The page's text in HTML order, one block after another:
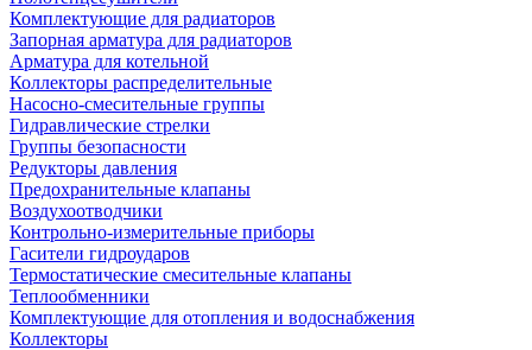
Комплектующие для радиаторов
Запорная арматура для радиаторов
Арматура для котельной
Коллекторы распределительные
Насосно-смесительные группы
Гидравлические стрелки
Группы безопасности
Редукторы давления
Предохранительные клапаны
Воздухоотводчики
Контрольно-измерительные приборы
Гасители гидроударов
Термостатические смесительные клапаны
Теплообменники
Комплектующие для отопления и водоснабжения
Коллекторы